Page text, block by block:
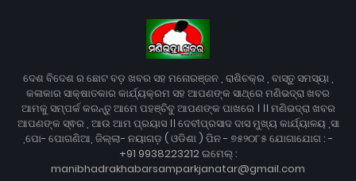
ଦେଶ ବିଦେଶ ର ଛୋଟ ବଡ଼ ଖବର ସହ ମନୋରଞ୍ଜନ , ରାଶିଚକ୍ର , ବାସ୍ତୁ ସମସ୍ୟା ,
କଳାକାର ସାକ୍ଷାତକାର କାର୍ଯ୍ୟକ୍ରମ ସହ ଆପଣଙ୍କ ସାଥ୍‌ରେ ମଣିଭଦ୍ରା ଖବର
ଆମକୁ ସମ୍ପର୍କ କରନ୍ତୁ ଆମେ ପହଞ୍ଚିବୁ ଆପଣଙ୍କ ପାଖରେ । ।। ମଣିଭଦ୍ରା ଖବର
ଆପଣଙ୍କ ସ୍ଵର , ଆଉ ଆମ ପ୍ରୟାସ ।। ଦେବୀପ୍ରସାଦ ଦାସ ମୁଖ୍ୟ କାର୍ଯ୍ୟାଳୟ ,ସା
,ପୋ- ପୋଗଣିଆ, ଜିଲ୍ଲା- ନୟାଗଡ଼ ( ଓଡିଶା ) ପିନ - ୭୫୨୦୮୫ ଯୋଗାଯୋଗ : -
+91 9938223212 ଇମେଲ୍ :
manibhadrakhabarsamparkjanatar@gmail.com